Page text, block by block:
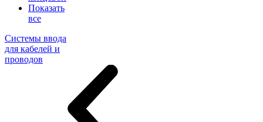
Показать
все
Системы ввода
для кабелей и
проводов